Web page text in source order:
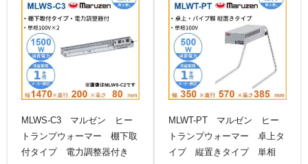
MLWS-C3 マルゼン ヒー
トランプウォーマー 棚下取
付タイプ 電力調整器付き
MLWT-PT マルゼン ヒー
トランプウォーマー 卓上タ
イプ 縦置きタイプ 単相